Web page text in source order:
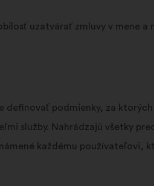
uzatvárať zmluvy v mene a
definovať podmienky, za
služby. Nahrádzajú všetky
každému používateľovi,